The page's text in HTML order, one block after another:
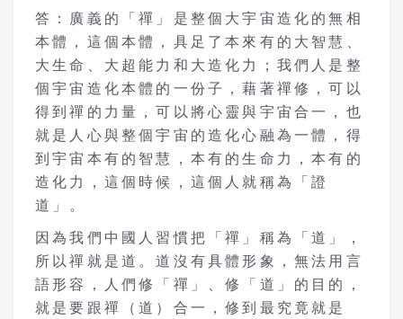
答：廣義的「禪」是整個大宇宙造化的無相
本體，這個本體，具足了本來有的大智慧、
大生命、大超能力和大造化力；我們人是整
個宇宙造化本體的一份子，藉著禪修，可以
得到禪的力量，可以將心靈與宇宙合一，也
就是人心與整個宇宙的造化心融為一體，得
到宇宙本有的智慧，本有的生命力，本有的
造化力，這個時候，這個人就稱為「證
道」。
因為我們中國人習慣把「禪」稱為「道」，
所以禪就是道。道沒有具體形象，無法用言
語形容，人們修「禪」、修「道」的目的，
就是要跟禪（道）合一，修到最究竟就是